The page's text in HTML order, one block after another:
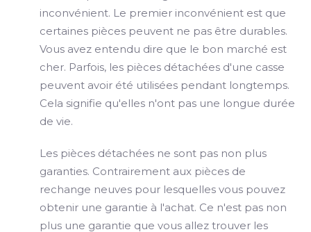
inconvénient. Le premier inconvénient est que
certaines pièces peuvent ne pas être durables.
Vous avez entendu dire que le bon marché est
cher. Parfois, les pièces détachées d'une casse
peuvent avoir été utilisées pendant longtemps.
Cela signifie qu'elles n'ont pas une longue durée
de vie.
Les pièces détachées ne sont pas non plus
garanties. Contrairement aux pièces de
rechange neuves pour lesquelles vous pouvez
obtenir une garantie à l'achat. Ce n'est pas non
plus une garantie que vous allez trouver les